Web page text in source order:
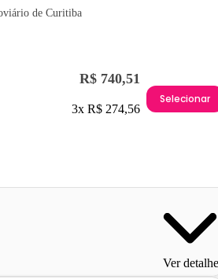
de Curitiba
R$ 740,51
3x R$ 274,56
Selecionar
Ver